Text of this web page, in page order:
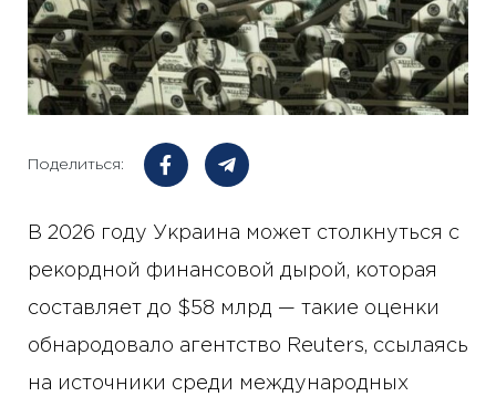
Поделиться:
В 2026 году Украина может столкнуться с
рекордной финансовой дырой, которая
составляет до $58 млрд — такие оценки
обнародовало агентство Reuters, ссылаясь
на источники среди международных